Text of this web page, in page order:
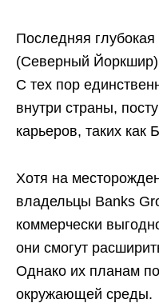
Последняя
(Северный Йоркшир)
С тех пор
внутри страны,
карьеров, таких как
Хотя на
владельцы Banks
коммерчески
они смогут
Однако их планам
окружающей среды.